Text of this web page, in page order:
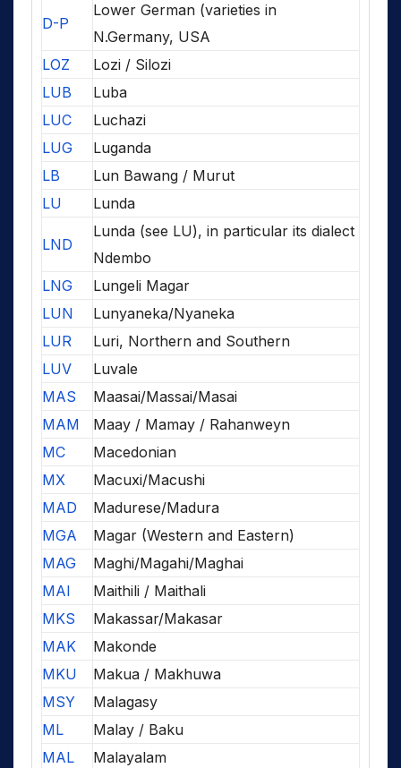
D-P
Lower German (varieties in
N.Germany, USA
LOZ
Lozi / Silozi
LUB
Luba
LUC
Luchazi
LUG
Luganda
LB
Lun Bawang / Murut
LU
Lunda
LND
Lunda (see LU), in particular its dialect
Ndembo
LNG
Lungeli Magar
LUN
Lunyaneka/Nyaneka
LUR
Luri, Northern and Southern
LUV
Luvale
MAS
Maasai/Massai/Masai
MAM
Maay / Mamay / Rahanweyn
MC
Macedonian
MX
Macuxi/Macushi
MAD
Madurese/Madura
MGA
Magar (Western and Eastern)
MAG
Maghi/Magahi/Maghai
MAI
Maithili / Maithali
MKS
Makassar/Makasar
MAK
Makonde
MKU
Makua / Makhuwa
MSY
Malagasy
ML
Malay / Baku
MAL
Malayalam